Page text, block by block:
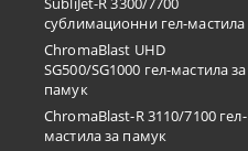
сублимационни гел-мастила
ChromaBlast UHD
SG500/SG1000 гел-мастила за
памук
ChromaBlast-R 3110/7100 гел-
мастила за памук